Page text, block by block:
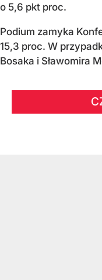
o 5,6 pkt proc.
Podium zamyka
15,3 proc. W
Bosaka i Sławomira